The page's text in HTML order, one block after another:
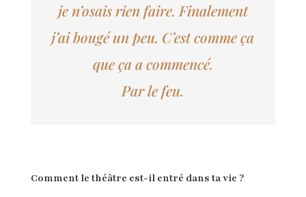
je n’osais rien faire. Finalement
j’ai bougé un peu. C’est comme ça
que ça a commencé.
Par le feu.
Comment le théâtre est-il entré dans ta vie ?